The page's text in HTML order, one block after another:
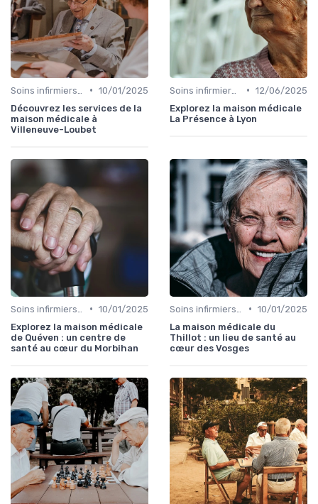
• 10/01/2025
Découvrez les services de la
maison médicale à
Villeneuve-Loubet
• 12/06/2025
Explorez la maison médicale
La Présence à Lyon
• 10/01/2025
Explorez la maison médicale
de Quéven : un centre de
santé au cœur du Morbihan
• 10/01/2025
La maison médicale du
Thillot : un lieu de santé au
cœur des Vosges